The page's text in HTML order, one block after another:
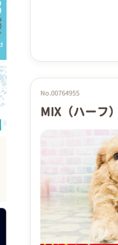
No.00764955
MIX（ハーフ）